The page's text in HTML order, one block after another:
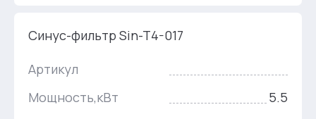
Синус-фильтр Sin-T4-017
Артикул
Мощность,кВт
5.5